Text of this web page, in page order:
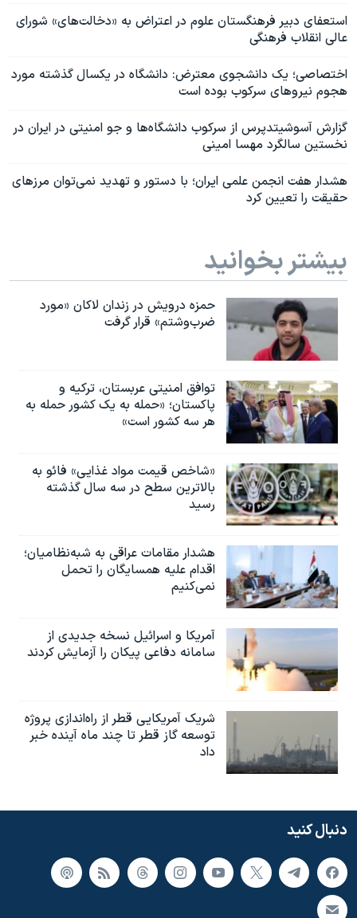
استعفای دبیر فرهنگستان علوم در اعتراض به «دخالت‌های» شورای
عالی انقلاب فرهنگی
اختصاصی؛ یک دانشجوی معترض: دانشگاه در یکسال گذشته مورد
هجوم نیروهای سرکوب بوده است
گزارش آسوشیتدپرس از سرکوب دانشگاه‌ها و جو امنیتی در ایران در
نخستین سالگرد مهسا امینی
هشدار هفت انجمن علمی ایران؛ با دستور و تهدید نمی‌توان مرزهای
حقیقت را تعیین کرد
بیشتر بخوانید
حمزه درویش در زندان لاکان «مورد
ضرب‌وشتم» قرار گرفت
توافق امنیتی عربستان، ترکیه و
پاکستان؛ «حمله به یک کشور حمله به
هر سه کشور است»
«شاخص قیمت مواد غذایی» فائو به
بالاترین سطح در سه سال گذشته
رسید
هشدار مقامات عراقی به شبه‌نظامیان؛
اقدام علیه همسایگان را تحمل
نمی‌کنیم
آمریکا و اسرائیل نسخه جدیدی از
سامانه دفاعی پیکان را آزمایش کردند
شریک آمریکایی قطر از راه‌اندازی پروژه
توسعه گاز قطر تا چند ماه آینده خبر
داد
دنبال کنید